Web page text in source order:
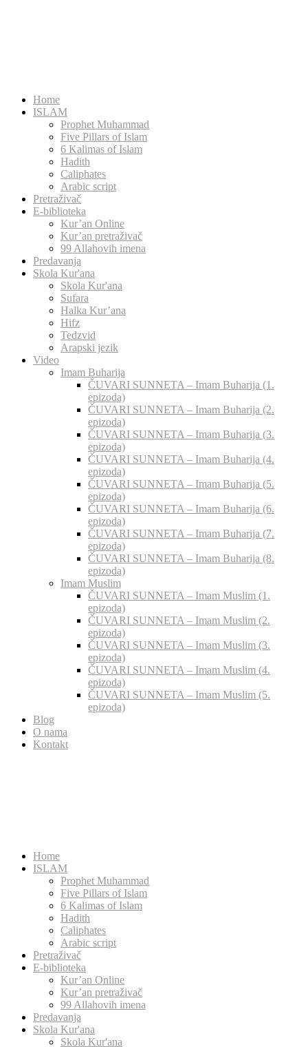
Home
ISLAM
Prophet Muhammad
Five Pillars of Islam
6 Kalimas of Islam
Hadith
Caliphates
Arabic script
Pretraživač
E-biblioteka
Kur’an Online
Kur’an pretraživač
99 Allahovih imena
Predavanja
Skola Kur'ana
Skola Kur'ana
Sufara
Halka Kur’ana
Hifz
Tedzvid
Arapski jezik
Video
Imam Buharija
ČUVARI SUNNETA – Imam Buharija (1.
epizoda)
ČUVARI SUNNETA – Imam Buharija (2.
epizoda)
ČUVARI SUNNETA – Imam Buharija (3.
epizoda)
ČUVARI SUNNETA – Imam Buharija (4.
epizoda)
ČUVARI SUNNETA – Imam Buharija (5.
epizoda)
ČUVARI SUNNETA – Imam Buharija (6.
epizoda)
ČUVARI SUNNETA – Imam Buharija (7.
epizoda)
ČUVARI SUNNETA – Imam Buharija (8.
epizoda)
Imam Muslim
ČUVARI SUNNETA – Imam Muslim (1.
epizoda)
ČUVARI SUNNETA – Imam Muslim (2.
epizoda)
ČUVARI SUNNETA – Imam Muslim (3.
epizoda)
ČUVARI SUNNETA – Imam Muslim (4.
epizoda)
ČUVARI SUNNETA – Imam Muslim (5.
epizoda)
Blog
O nama
Kontakt
Home
ISLAM
Prophet Muhammad
Five Pillars of Islam
6 Kalimas of Islam
Hadith
Caliphates
Arabic script
Pretraživač
E-biblioteka
Kur’an Online
Kur’an pretraživač
99 Allahovih imena
Predavanja
Skola Kur'ana
Skola Kur'ana